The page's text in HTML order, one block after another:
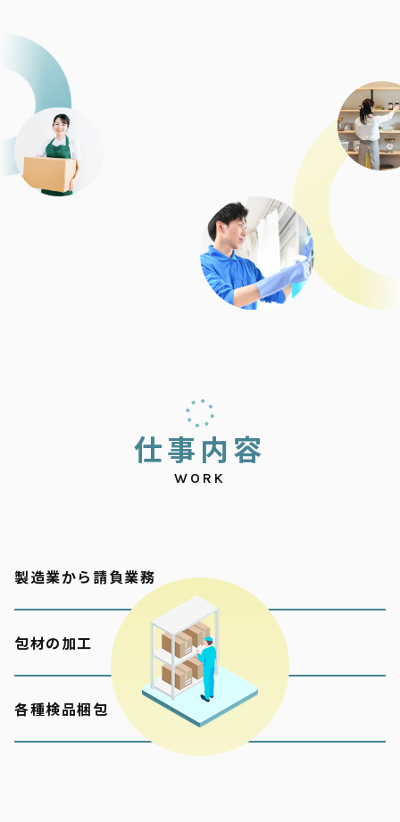
仕事内容
WORK
製造業から請負業務
包材の加工
各種検品梱包